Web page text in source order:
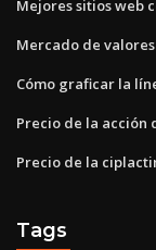
Mejores sitios web
Mercado de
Cómo graficar la
Precio de la acción
Precio de la
Tags